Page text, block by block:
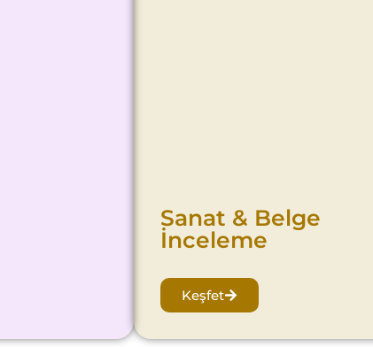
Sanat & Belge
İnceleme
Keşfet